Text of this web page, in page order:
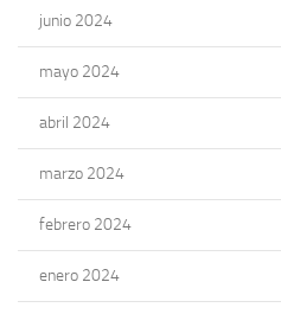
junio 2024
mayo 2024
abril 2024
marzo 2024
febrero 2024
enero 2024